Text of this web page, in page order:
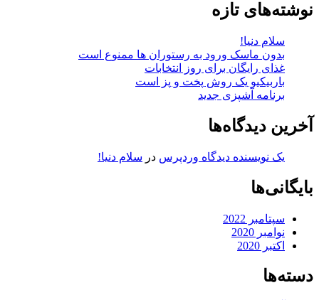
نوشته‌های تازه
سلام دنیا!
بدون ماسک ورود به رستوران ها ممنوع است
غذای رایگان برای روز انتخابات
باربیکیو یک روش پخت و پز است
برنامه آشپزی جدید
آخرین دیدگاه‌ها
یک نویسنده دیدگاه وردپرس در سلام دنیا!
بایگانی‌ها
سپتامبر 2022
نوامبر 2020
اکتبر 2020
دسته‌ها